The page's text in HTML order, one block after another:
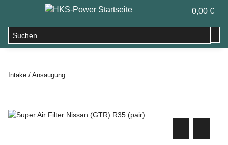
0,00 €
Intake / Ansaugung